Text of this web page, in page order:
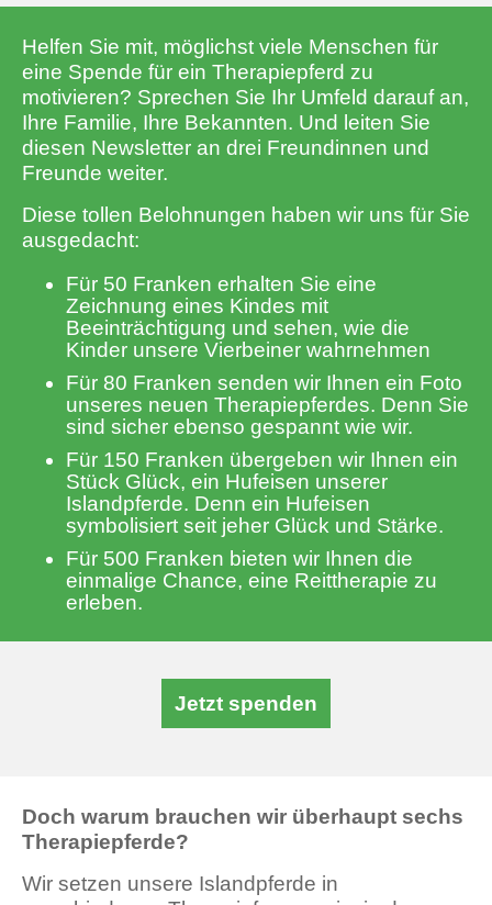
Helfen Sie mit, möglichst viele Menschen für
eine Spende für ein Therapiepferd zu
motivieren? Sprechen Sie Ihr Umfeld darauf an,
Ihre Familie, Ihre Bekannten. Und leiten Sie
diesen Newsletter an drei Freundinnen und
Freunde weiter.
Diese tollen Belohnungen haben wir uns für Sie
ausgedacht:
Für 50 Franken erhalten Sie eine
Zeichnung eines Kindes mit
Beeinträchtigung und sehen, wie die
Kinder unsere Vierbeiner wahrnehmen
Für 80 Franken senden wir Ihnen ein Foto
unseres neuen Therapiepferdes. Denn Sie
sind sicher ebenso gespannt wie wir.
Für 150 Franken übergeben wir Ihnen ein
Stück Glück, ein Hufeisen unserer
Islandpferde. Denn ein Hufeisen
symbolisiert seit jeher Glück und Stärke.
Für 500 Franken bieten wir Ihnen die
einmalige Chance, eine Reittherapie zu
erleben.
Jetzt spenden
Doch warum brauchen wir überhaupt sechs
Therapiepferde?
Wir setzen unsere Islandpferde in